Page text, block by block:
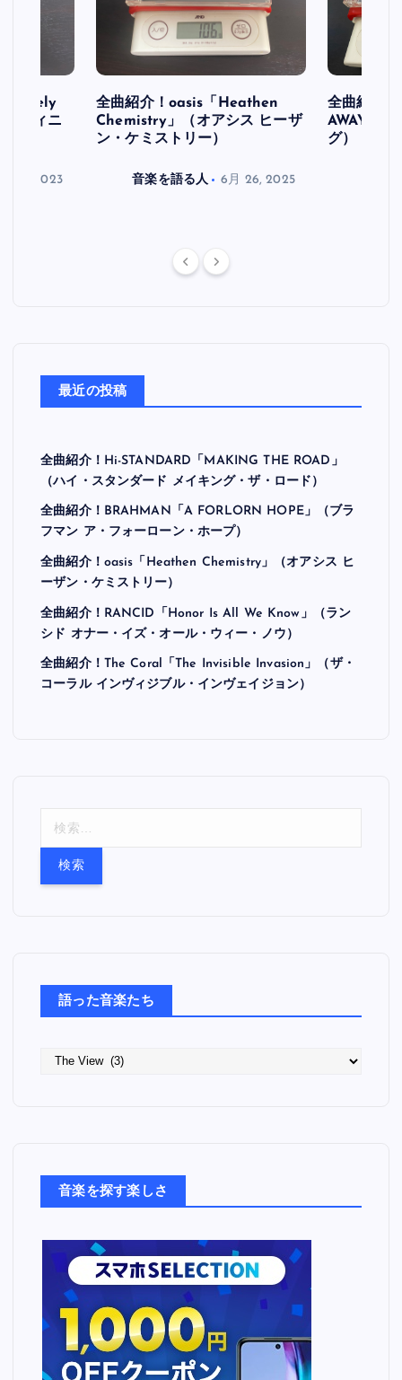
フィニ
30, 2023
全曲紹介！oasis「Heathen
Chemistry」（オアシス ヒーザ
ン・ケミストリー）
音楽を語る人 6月 26, 2025
全曲紹介
AWAY」
グ）
最近の投稿
全曲紹介！Hi-STANDARD「MAKING THE ROAD」
（ハイ・スタンダード メイキング・ザ・ロード）
全曲紹介！BRAHMAN「A FORLORN HOPE」（ブラ
フマン ア・フォーローン・ホープ）
全曲紹介！oasis「Heathen Chemistry」（オアシス ヒ
ーザン・ケミストリー）
全曲紹介！RANCID「Honor Is All We Know」（ラン
シド オナー・イズ・オール・ウィー・ノウ）
全曲紹介！The Coral「The Invisible Invasion」（ザ・
コーラル インヴィジブル・インヴェイジョン）
語った音楽たち
音楽を探す楽しさ